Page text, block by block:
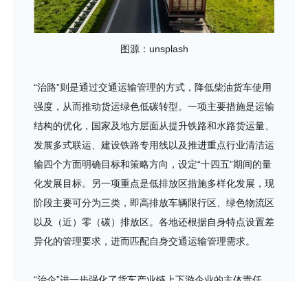
图源：unsplash
“治路”则是通过交通运输管理的方式，降低柴油货车使用
强度，从而推动货运绿色低碳转型。一项主要措施是运输
结构的优化，国家及地方层面从提升铁路和水路货运量、
发展多式联运、建设铁路专用线以及推进重点行业清洁运
输四个方面明确目标和策略方向，设定“十四五”期间的量
化发展目标。另一项重点是低排放区措施多样化发展，现
阶段主要可分为三类，即高排放车辆限行区、绿色物流区
以及（近）零（碳）排放区。各地还根据自身特点设置差
异化的管理要求，进而匹配自身交通运输管理需求。